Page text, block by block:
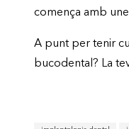
comença amb
A punt per tenir
bucodental? La